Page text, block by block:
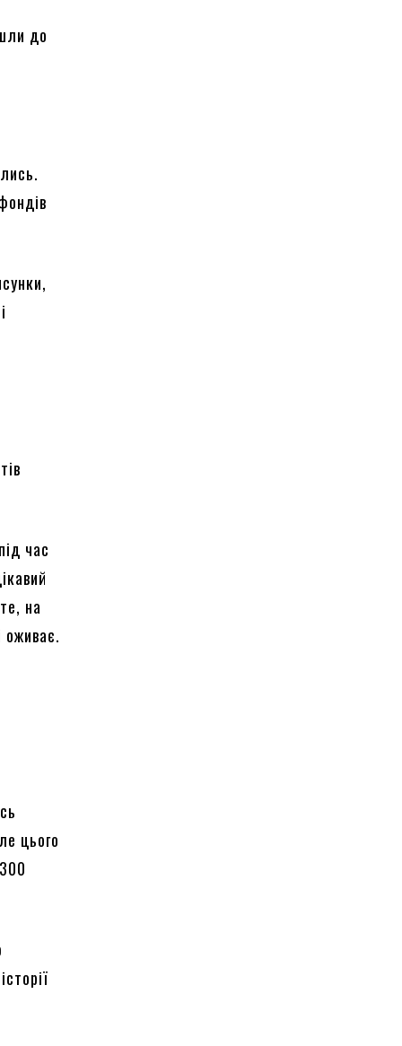
до
час
на
оживає.
цього